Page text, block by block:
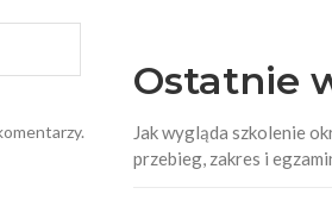
Ostatnie
Jak wygląda szkolenie
przebieg, zakres i